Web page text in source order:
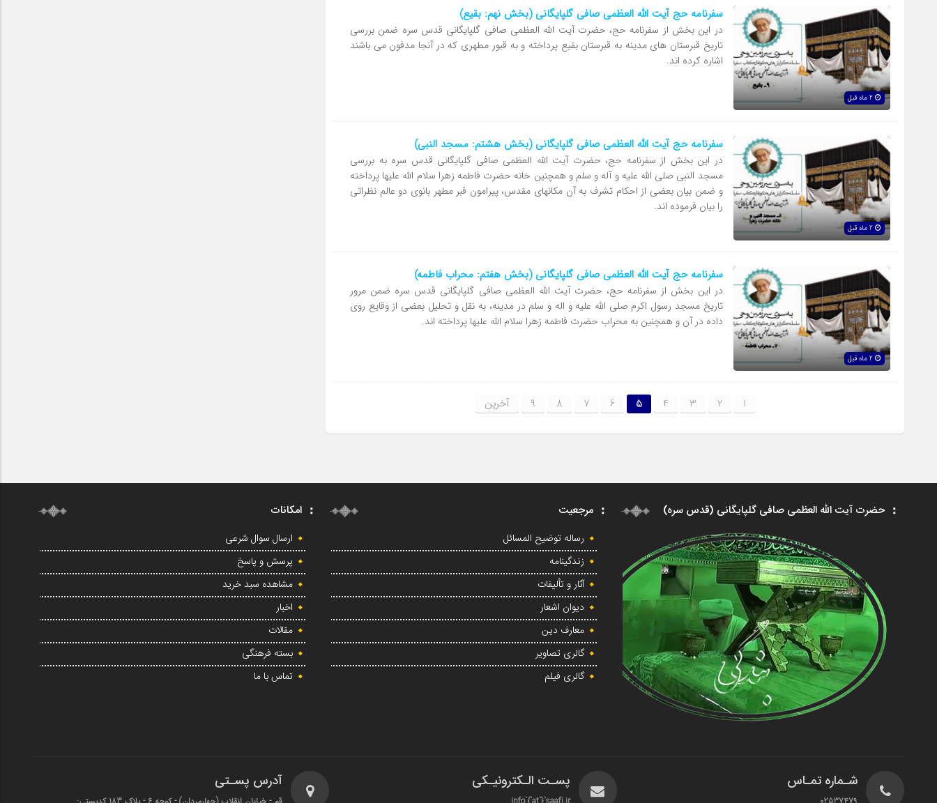
سفرنامه حج آیت الله العظمی صافی گلپایگانی (بخش نهم: بقیع)
در این بخش از سفرنامه حج، حضرت آیت الله العظمی صافی گلپایگانی قدس سره ضمن بررسی
تاریخ قبرستان های مدینه به قبرستان بقیع پرداخته و به قبور مطهری که در آنجا مدفون می باشند
اشاره کرده اند.
سفرنامه حج آیت الله العظمی صافی گلپایگانی (بخش هشتم: مسجد النبی)
در این بخش از سفرنامه حج، حضرت آیت الله العظمی صافی گلپایگانی قدس سره به بررسی
مسجد النبی صلی الله علیه و آله و سلم و همچنین خانه حضرت فاطمه زهرا سلام الله علیها پرداخته
و ضمن بیان بعضی از احکام تشرف به آن مکانهای مقدس، پیرامون قبر مطهر بانوی دو عالم نظراتی
را بیان فرموده اند.
سفرنامه حج آیت الله العظمی صافی گلپایگانی (بخش هفتم: محراب فاطمه)
در این بخش از سفرنامه حج، حضرت آیت الله العظمی صافی گلپایگانی قدس سره ضمن مرور
تاریخ مسجد رسول اکرم صلی الله علیه و اله و سلم در مدینه، به نقل و تحلیل بعضی از وقایع روی
داده در آن و همچنین به محراب حضرت فاطمه زهرا سلام الله علیها پرداخته اند.
1
2
3
4
5
6
7
8
9 آخرین
حضرت آیت الله العظمی صافی گلپایگانی (قدس سره) مرجعیت
رساله توضیح المسائل
زندگینامه
آثار و تألیفات
دیوان اشعار
معارف دین
گالری تصاویر
گالری فیلم
امکانات
ارسال سوال شرعی
پرسش و پاسخ
مشاهده سبد خرید
اخبار
مقالات
بسته فرهنگی
تماس با ما
شـماره تمـاس پسـت الـکترونیـکی آدرس پسـتی